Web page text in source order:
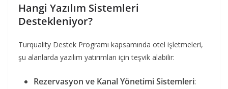
Hangi Yazılım Sistemleri
Destekleniyor?
Turquality Destek Programı kapsamında otel işletmeleri,
şu alanlarda yazılım yatırımları için teşvik alabilir:
Rezervasyon ve Kanal Yönetimi Sistemleri: